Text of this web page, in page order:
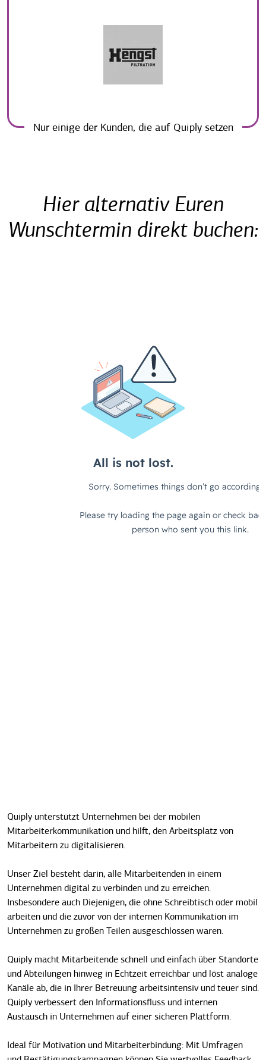
Nur einige der Kunden, die auf Quiply setzen
Hier alternativ Euren
Wunschtermin direkt buchen:
Quiply unterstützt Unternehmen bei der mobilen
Mitarbeiterkommunikation und hilft, den Arbeitsplatz von
Mitarbeitern zu digitalisieren.
Unser Ziel besteht darin, alle Mitarbeitenden in einem
Unternehmen digital zu verbinden und zu erreichen.
Insbesondere auch Diejenigen, die ohne Schreibtisch oder mobil
arbeiten und die zuvor von der internen Kommunikation im
Unternehmen zu großen Teilen ausgeschlossen waren.
Quiply macht Mitarbeitende schnell und einfach über Standorte
und Abteilungen hinweg in Echtzeit erreichbar und löst analoge
Kanäle ab, die in Ihrer Betreuung arbeitsintensiv und teuer sind.
Quiply verbessert den Informationsfluss und internen
Austausch in Unternehmen auf einer sicheren Plattform.
Ideal für Motivation und Mitarbeiterbindung: Mit Umfragen